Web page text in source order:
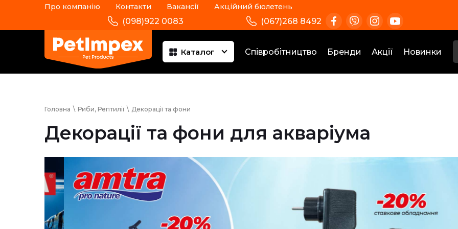
Про компанію Контакти Вакансії Акційний бюлетень
(098)922 0083 (067)268 8492
Каталог Співробітництво Бренди Акції Новинки
Головна \ Риби, Рептилії \ Декорації та фони
Декорації та фони для акваріума